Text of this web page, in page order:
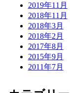
2019年11月
2018年11月
2018年3月
2018年2月
2017年8月
2015年9月
2011年7月